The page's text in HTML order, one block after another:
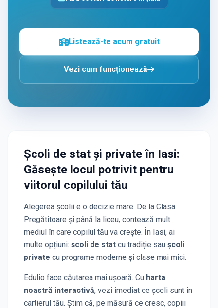
Listează-te acum gratuit
Vezi cum funcționează
Școli de stat și privateîn Iasi:
Găsește locul potrivit pentru
viitorul copilului tău
Alegerea școlii e o decizie mare. De la Clasa
Pregătitoare și până la liceu, contează mult
mediul în care copilul tău va crește. În Iasi, ai
multe opțiuni: școli de stat cu tradiție sau școli
private cu programe moderne și clase mai mici.
Edulio face căutarea mai ușoară. Cu harta
noastră interactivă, vezi imediat ce școli sunt în
cartierul tău. Știm că, pe măsură ce cresc, copiii